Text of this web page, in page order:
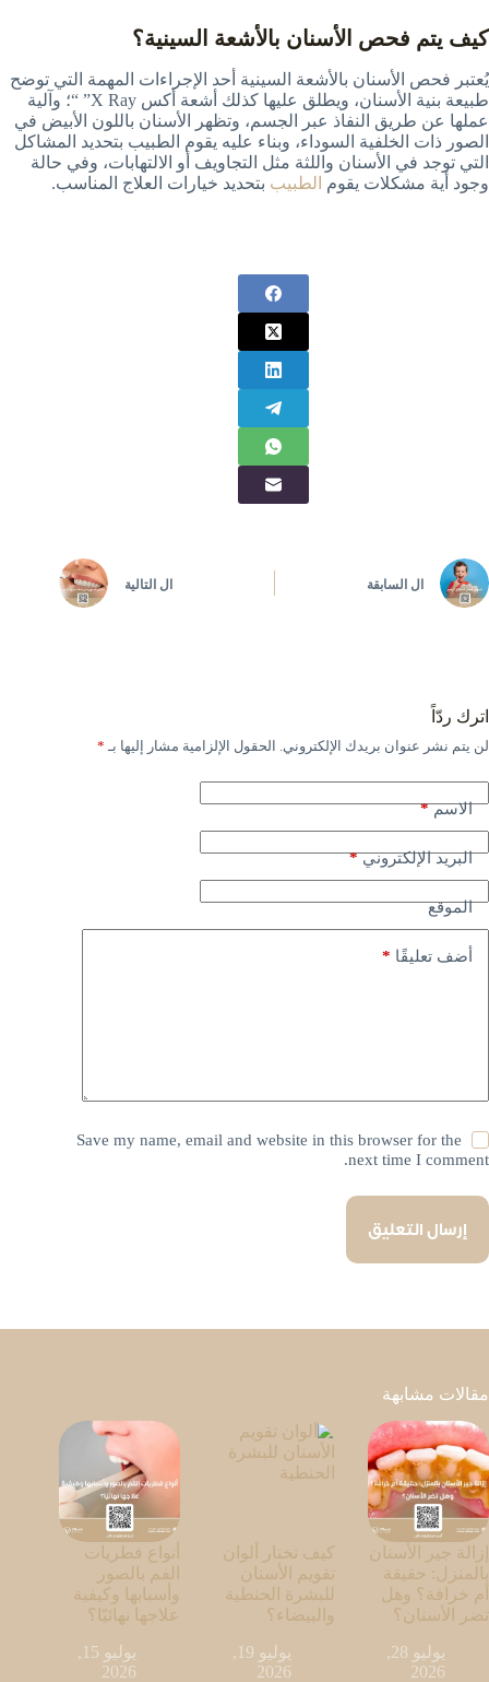
كيف يتم فحص الأسنان بالأشعة السينية؟
يُعتبر فحص الأسنان بالأشعة السينية أحد الإجراءات المهمة التي توضح
طبيعة بنية الأسنان، ويطلق عليها كذلك أشعة أكس X Ray” “؛ وآلية
عملها عن طريق النفاذ عبر الجسم، وتظهر الأسنان باللون الأبيض في
الصور ذات الخلفية السوداء، وبناء عليه يقوم الطبيب بتحديد المشاكل
التي توجد في الأسنان واللثة مثل التجاويف أو الالتهابات، وفي حالة
وجود أية مشكلات يقوم الطبيب بتحديد خيارات العلاج المناسب.
ال السابقة ال التالية
اترك ردّاً
لن يتم نشر عنوان بريدك الإلكتروني. الحقول الإلزامية مشار إليها بـ *
الاسم*
البريد الإلكتروني*
الموقع
أضف تعليقًا *
Save my name, email and website in this browser for the
next time I comment.
إرسال التعليق
مقالات مشابهة
إزالة جير الأسنان
بالمنزل: حقيقة
أم خرافة؟ وهل
تضر الأسنان؟
يوليو 28,
2026
كيف تختار ألوان
تقويم الأسنان
للبشرة الحنطية
والبيضاء؟
يوليو 19,
2026
أنواع فطريات
الفم بالصور
وأسبابها وكيفية
علاجها نهائيًا؟
يوليو 15,
2026